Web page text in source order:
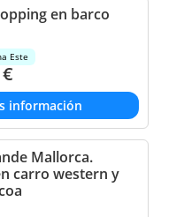
en barco
Este
€
información
Mallorca.
carro western y